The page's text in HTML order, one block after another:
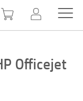
Officejet